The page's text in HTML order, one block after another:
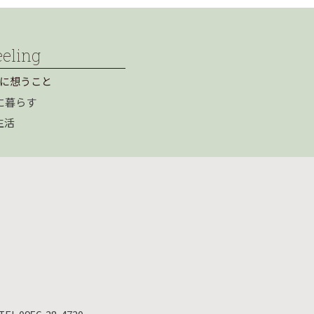
想うこと
暮らす
活